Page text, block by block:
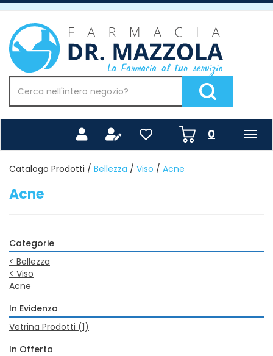
Passa
contenuto
principale
Farmacia
Mazzola
Prodotto
Cerca Prodotto
0prodotti
inseriti
Catalogo Prodotti / Bellezza / Viso / Acne
Acne
Categorie
< Bellezza
< Viso
Acne
In Evidenza
Vetrina Prodotti (1)
In Offerta